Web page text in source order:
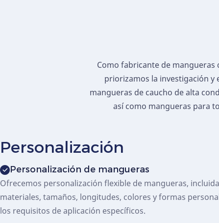
Como fabricante de
priorizamos la investigación
mangueras de caucho de alta
así como mangueras para
Personalización
Personalización de mangueras
Ofrecemos personalización flexible de mangueras,
materiales, tamaños, longitudes, colores y formas
los requisitos de aplicación específicos.